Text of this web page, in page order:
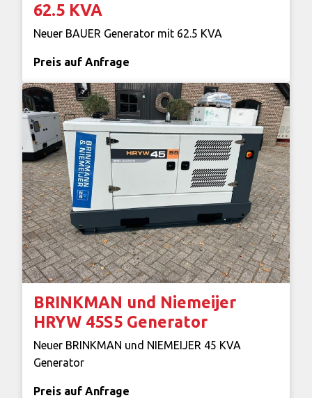
62.5 KVA
Neuer BAUER Generator mit 62.5 KVA
Preis auf Anfrage
BRINKMAN und Niemeijer
HRYW 45S5 Generator
Neuer BRINKMAN und NIEMEIJER 45 KVA
Generator
Preis auf Anfrage